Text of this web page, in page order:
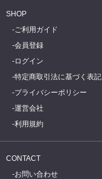
SHOP
ご利用ガイド
会員登録
ログイン
特定商取引法に基づく表記
プライバシーポリシー
運営会社
利用規約
CONTACT
お問い合わせ